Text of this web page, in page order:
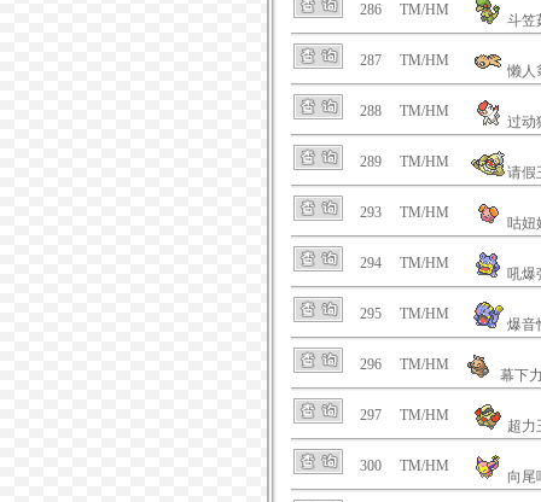
286 TM/HM
斗笠
287 TM/HM
懒人
288 TM/HM
过动
289 TM/HM
请假
293 TM/HM
咕妞
294 TM/HM
吼爆
295 TM/HM
爆音
296 TM/HM
幕下
297 TM/HM
超力
300 TM/HM
向尾